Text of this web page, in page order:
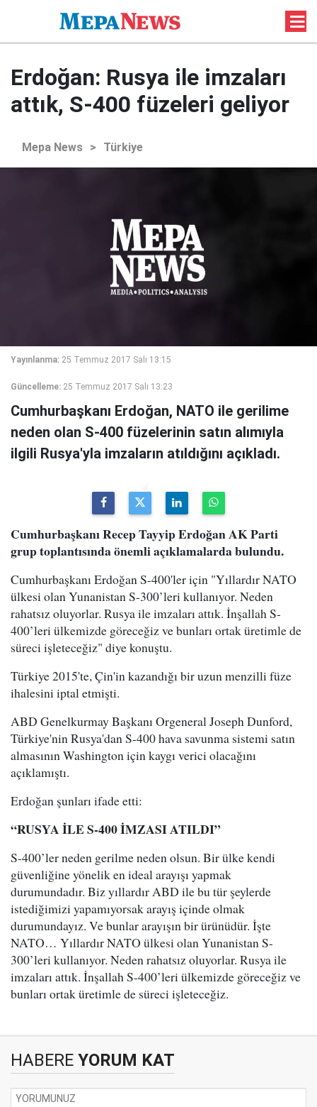
Erdoğan: Rusya ile imzaları
attık, S-400 füzeleri geliyor
Mepa News > Türkiye
Yayınlanma: 25 Temmuz 2017 Salı 13:15
Güncelleme: 25 Temmuz 2017 Salı 13:23
Cumhurbaşkanı Erdoğan, NATO ile gerilime
neden olan S-400 füzelerinin satın alımıyla
ilgili Rusya'yla imzaların atıldığını açıkladı.
Cumhurbaşkanı Recep Tayyip Erdoğan AK Parti
grup toplantısında önemli açıklamalarda bulundu.
Cumhurbaşkanı Erdoğan S-400'ler için "Yıllardır NATO
ülkesi olan Yunanistan S-300’leri kullanıyor. Neden
rahatsız oluyorlar. Rusya ile imzaları attık. İnşallah S-
400’leri ülkemizde göreceğiz ve bunları ortak üretimle de
süreci işleteceğiz" diye konuştu.
Türkiye 2015'te, Çin'in kazandığı bir uzun menzilli füze
ihalesini iptal etmişti.
ABD Genelkurmay Başkanı Orgeneral Joseph Dunford,
Türkiye'nin Rusya'dan S-400 hava savunma sistemi satın
almasının Washington için kaygı verici olacağını
açıklamıştı.
Erdoğan şunları ifade etti:
“RUSYA İLE S-400 İMZASI ATILDI”
S-400’ler neden gerilme neden olsun. Bir ülke kendi
güvenliğine yönelik en ideal arayışı yapmak
durumundadır. Biz yıllardır ABD ile bu tür şeylerde
istediğimizi yapamıyorsak arayış içinde olmak
durumundayız. Ve bunlar arayışın bir ürünüdür. İşte
NATO… Yıllardır NATO ülkesi olan Yunanistan S-
300’leri kullanıyor. Neden rahatsız oluyorlar. Rusya ile
imzaları attık. İnşallah S-400’leri ülkemizde göreceğiz ve
bunları ortak üretimle de süreci işleteceğiz.
HABERE YORUM KAT